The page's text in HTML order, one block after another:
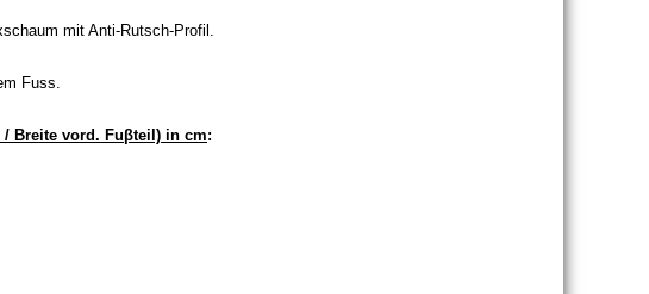
mit Anti-Rutsch-Profil.
Fuss.
/ Breite vord. Fuβteil) in cm: